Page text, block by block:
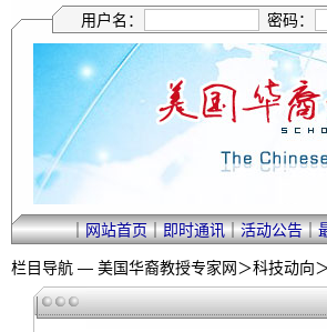
用户名： 密码：
｜网站首页｜即时通讯｜活动公告｜
栏目导航 — 美国华裔教授专家网＞科技动向